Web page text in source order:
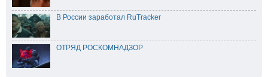
В России заработал RuTracker
ОТРЯД РОСКОМНАДЗОР